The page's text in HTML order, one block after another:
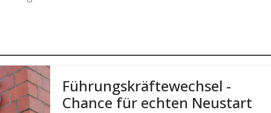
Füh­rungs­kräf­te­wech­sel -
Chance für ech­ten Neustart